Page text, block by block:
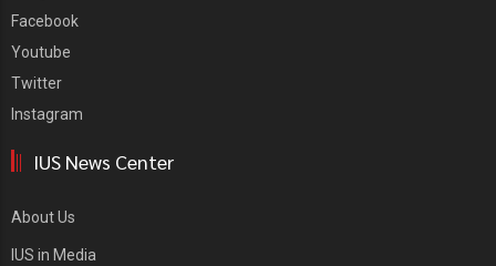
Facebook
Youtube
Twitter
Instagram
IUS News Center
About Us
IUS in Media